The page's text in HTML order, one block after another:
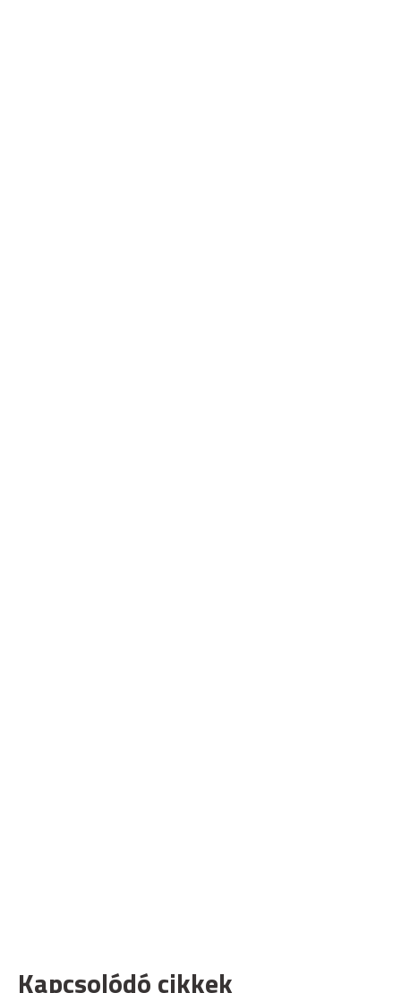
Kapcsolódó cikkek